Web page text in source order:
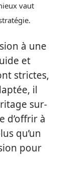
vaut
à une
et
strictes,
il
sur-
d’offrir à
qu’un
pour